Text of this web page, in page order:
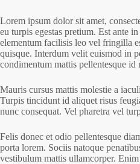
Lorem ipsum dolor sit amet,
eu turpis egestas pretium. Est ante
elementum facilisis leo vel fringilla
quisque. Interdum velit euismod in
condimentum mattis pellentesque
Mauris cursus mattis molestie a
Turpis tincidunt id aliquet risus
nunc consequat. Vel pharetra vel
Felis donec et odio pellentesque
porta lorem. Sociis natoque
vestibulum mattis ullamcorper.